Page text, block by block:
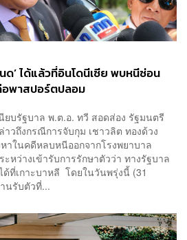
ด’ ได้แล้วที่อินโดนีเซีย พบหนีซ่อน
อพาสปอร์ตปลอม
บรัฐบาล พ.ต.อ. ทวี​ สอดส่อง​ รัฐมนตรี
าวถึงกรณีการจับกุม​ เชาวลิต ทองด้วง
าในคดีหลบหนีออกจากโรงพยาบาล
หว่างเข้ารับการรักษาตัว​ว่า​ ทางรัฐบาล
ที่เกาะบาหลี​ โดยในวันพรุ่งนี้ (31
นรับตัวที่...